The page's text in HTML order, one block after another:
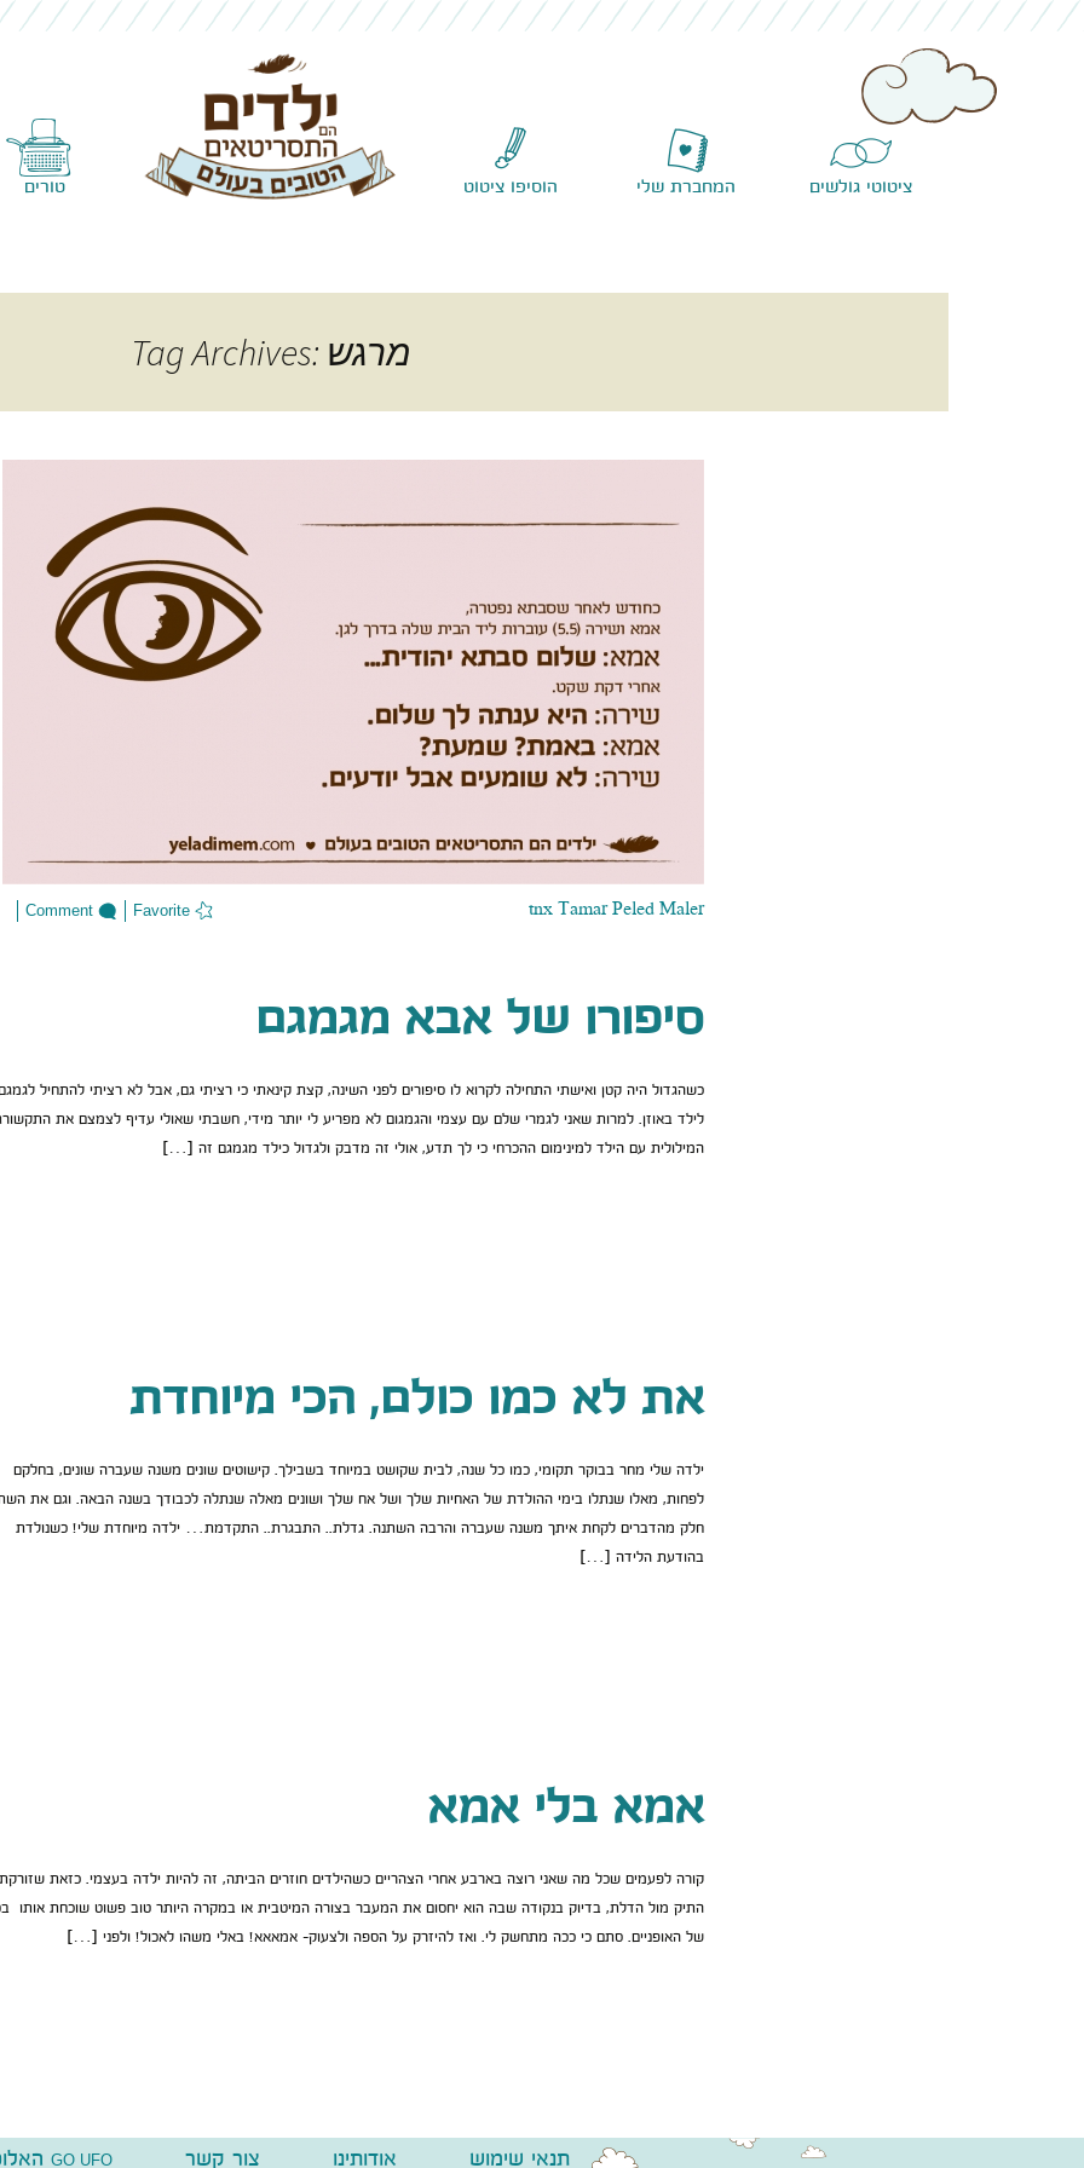
Skip to content
ציטוטי גולשים המחברת שלי הוסיפו ציטוט טורים
Tag Archives: מרגש
Comment Favorite tnx Tamar Peled Maler
סיפורו של אבא מגמגם
כשהגדול היה קטן ואישתי התחילה לקרוא לו סיפורים לפני השינה, קצת קינאתי כי רציתי גם, אבל לא רציתי להתחיל
לילד באוזן. למרות שאני לגמרי שלם עם עצמי והגמגום לא מפריע לי יותר מידי, חשבתי שאולי עדיף לצמצם את
המילולית עם הילד למינימום ההכרחי כי לך תדע, אולי זה מדבק ולגדול כילד מגמגם זה […]
את לא כמו כולם, הכי מיוחדת
ילדה שלי מחר בבוקר תקומי, כמו כל שנה, לבית שקושט במיוחד בשבילך. קישוטים שונים משנה שעברה שונים, בחלקם
לפחות, מאלו שנתלו בימי ההולדת של האחיות שלך ושל אח שלך ושונים מאלה שנתלה לכבודך בשנה הבאה. וגם את
חלק מהדברים לקחת איתך משנה שעברה והרבה השתנה. גדלת.. התבגרת.. התקדמת… ילדה מיוחדת שלי! כשנולדת
בהודעת הלידה […]
אמא בלי אמא
קורה לפעמים שכל מה שאני רוצה בארבע אחרי הצהריים כשהילדים חוזרים הביתה, זה להיות ילדה בעצמי. כזאת
התיק מול הדלת, בדיוק בנקודה שבה הוא יחסום את המעבר בצורה המיטבית או במקרה היותר טוב פשוט שוכחת אותו
של האופניים. סתם כי ככה מתחשק לי. ואז להיזרק על הספה ולצעוק- אמאאא! באלי משהו לאכול! ולפני […]
תנאי שימוש אודותינו צור קשר GO UFO